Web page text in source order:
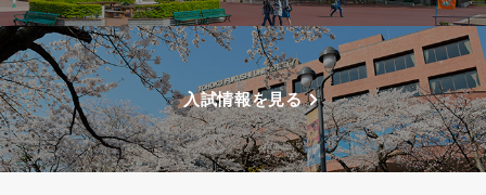
入試情報を見る